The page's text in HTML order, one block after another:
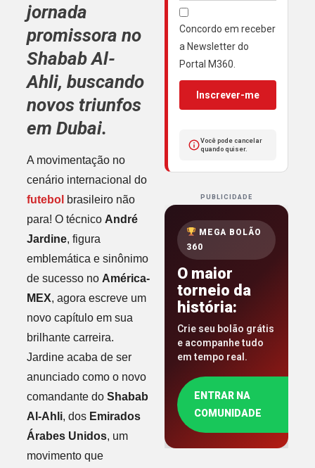
jornada
promissora no
Shabab Al-
Ahli, buscando
novos triunfos
em Dubai.
A movimentação no
cenário internacional do
futebol brasileiro não
para! O técnico André
Jardine, figura
emblemática e sinônimo
de sucesso no América-
MEX, agora escreve um
novo capítulo em sua
brilhante carreira.
Jardine acaba de ser
anunciado como o novo
comandante do Shabab
Al-Ahli, dos Emirados
Árabes Unidos, um
movimento que
Concordo em receber
a Newsletter do
Portal M360.
Inscrever-me
Você pode cancelar
quando quiser.
PUBLICIDADE
MEGA BOLÃO
360
O maior
torneio da
história:
Crie seu bolão grátis
e acompanhe tudo
em tempo real.
ENTRAR NA
COMUNIDADE